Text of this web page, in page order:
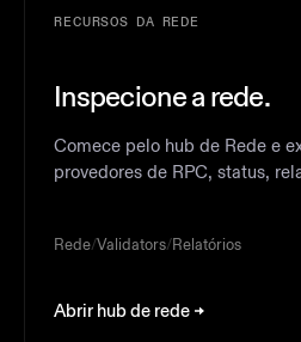
RECURSOS DA REDE
Inspecione a rede.
Comece pelo hub de Rede e
provedores de RPC, status,
Rede/Validators/Relatórios
Abrir hub de rede